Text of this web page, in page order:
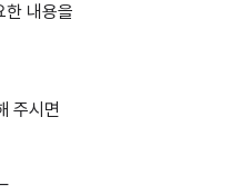
한 내용을
주시면